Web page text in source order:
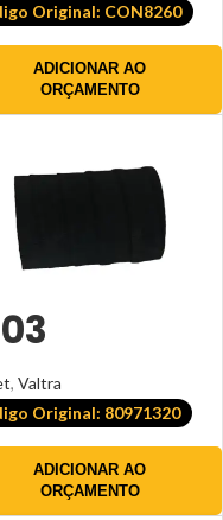
Original: CON8260
ADICIONAR AO
ORÇAMENTO
, Valtra
Original: 80971320
ADICIONAR AO
ORÇAMENTO